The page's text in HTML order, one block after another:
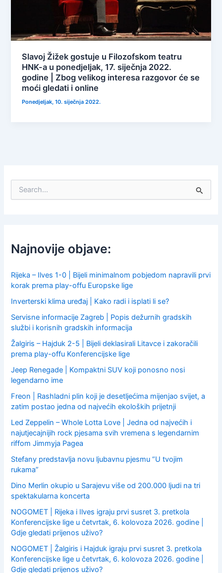
Slavoj Žižek gostuje u Filozofskom teatru
HNK-a u ponedjeljak, 17. siječnja 2022.
godine | Zbog velikog interesa razgovor će se
moći gledati i online
Ponedjeljak, 10. siječnja 2022.
f
o
:
Najnovije objave:
Rijeka – Ilves 1-0 | Bijeli minimalnom pobjedom napravili prvi
korak prema play-offu Europske lige
Inverterski klima uređaj | Kako radi i isplati li se?
Servisne informacije Zagreb | Popis dežurnih gradskih
službi i korisnih gradskih informacija
Žalgiris – Hajduk 2-5 | Bijeli deklasirali Litavce i zakoračili
prema play-offu Konferencijske lige
Jeep Renegade | Kompaktni SUV koji ponosno nosi
legendarno ime
Freon | Rashladni plin koji je desetljećima mijenjao svijet, a
zatim postao jedna od najvećih ekoloških prijetnji
Led Zeppelin – Whole Lotta Love | Jedna od najvećih i
najutjecajnijih rock pjesama svih vremena s legendarnim
riffom Jimmyja Pagea
Stefany predstavlja novu ljubavnu pjesmu “U tvojim
rukama”
Dino Merlin okupio u Sarajevu više od 200.000 ljudi na tri
spektakularna koncerta
NOGOMET | Rijeka i Ilves igraju prvi susret 3. pretkola
Konferencijske lige u četvrtak, 6. kolovoza 2026. godine |
Gdje gledati prijenos uživo?
NOGOMET | Žalgiris i Hajduk igraju prvi susret 3. pretkola
Konferencijske lige u četvrtak, 6. kolovoza 2026. godine |
Gdje gledati prijenos uživo?